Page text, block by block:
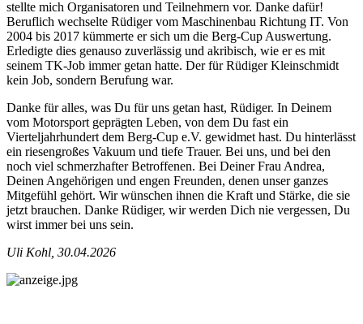
stellte mich Organisatoren und Teilnehmern vor. Danke dafür!
Beruflich wechselte Rüdiger vom Maschinenbau Richtung IT. Von
2004 bis 2017 kümmerte er sich um die Berg-Cup Auswertung.
Erledigte dies genauso zuverlässig und akribisch, wie er es mit
seinem TK-Job immer getan hatte. Der für Rüdiger Kleinschmidt
kein Job, sondern Berufung war.
Danke für alles, was Du für uns getan hast, Rüdiger. In Deinem
vom Motorsport geprägten Leben, von dem Du fast ein
Vierteljahrhundert dem Berg-Cup e.V. gewidmet hast. Du hinterlässt
ein riesengroßes Vakuum und tiefe Trauer. Bei uns, und bei den
noch viel schmerzhafter Betroffenen. Bei Deiner Frau Andrea,
Deinen Angehörigen und engen Freunden, denen unser ganzes
Mitgefühl gehört. Wir wünschen ihnen die Kraft und Stärke, die sie
jetzt brauchen. Danke Rüdiger, wir werden Dich nie vergessen, Du
wirst immer bei uns sein.
Uli Kohl, 30.04.2026